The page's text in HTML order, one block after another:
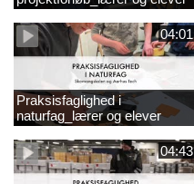
04:01
Praksisfaglighed i
naturfag_lærer og elever
04:43